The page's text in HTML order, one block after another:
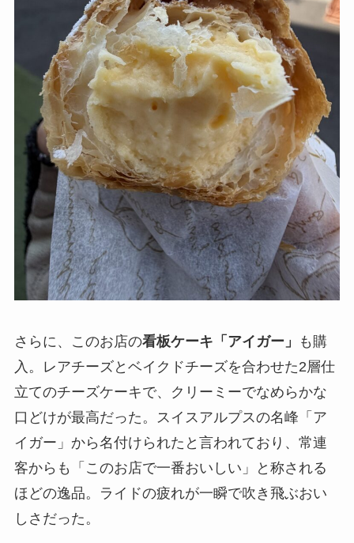
さらに、このお店の看板ケーキ「アイガー」
も購
入。レアチーズとベイクドチーズを合わせた2層仕
立てのチーズケーキで、クリーミーでなめらかな
口どけが最高だった。スイスアルプスの名峰「ア
イガー」から名付けられたと言われており、常連
客からも「このお店で一番おいしい」と称される
ほどの逸品。ライドの疲れが一瞬で吹き飛ぶおい
しさだった。